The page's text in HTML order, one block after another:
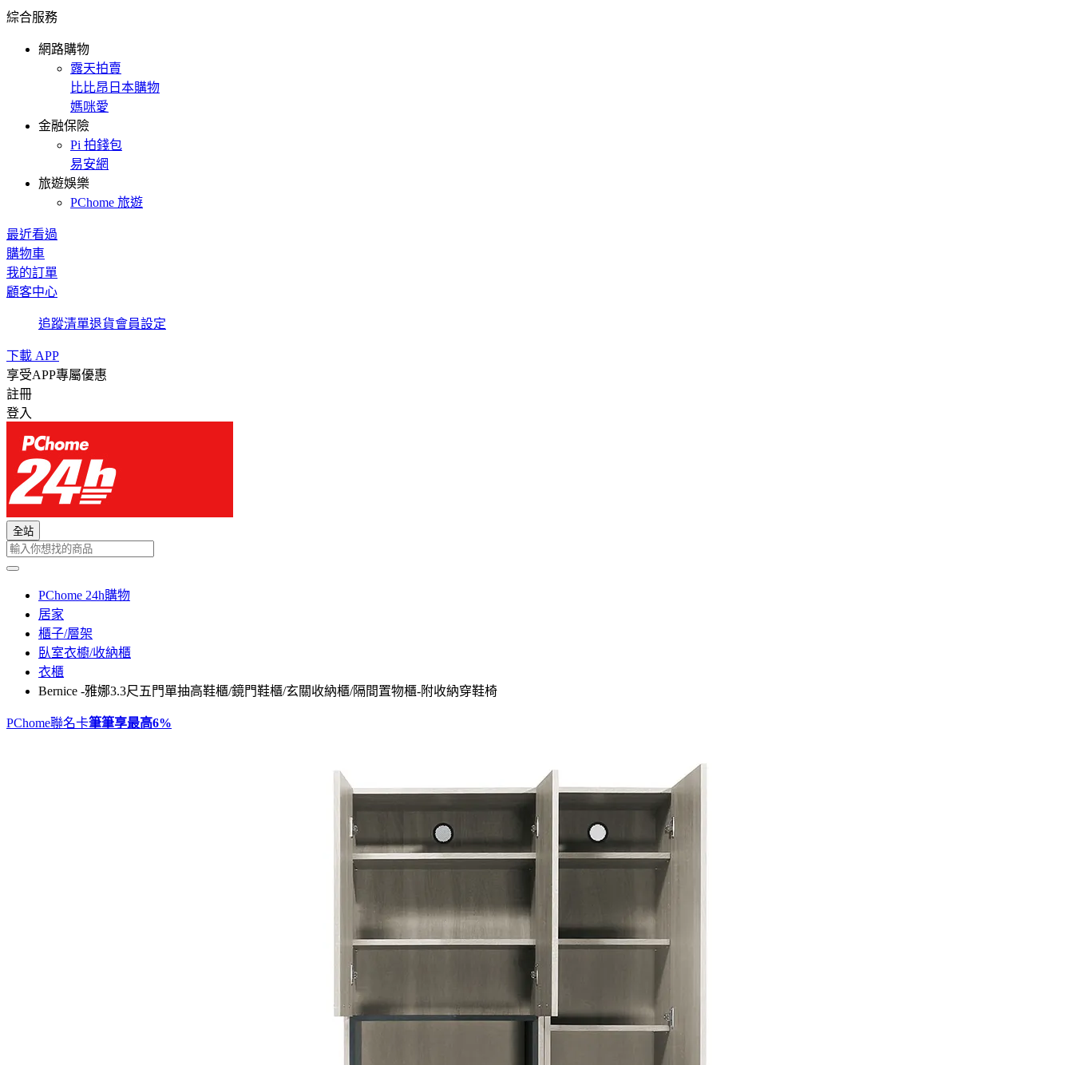
綜合服務
網路購物
露天拍賣
比比昂日本購物
媽咪愛
金融保險
Pi 拍錢包
易安網
旅遊娛樂
PChome 旅遊
最近看過
購物車
我的訂單
顧客中心
追蹤清單退貨會員設定
下載 APP
享受APP專屬優惠
註冊
登入
全站
PChome 24h購物
居家
櫃子/層架
臥室衣櫥/收納櫃
衣櫃
Bernice -雅娜3.3尺五門單抽高鞋櫃/鏡門鞋櫃/玄關收納櫃/隔間置物櫃-附收納穿鞋椅
PChome聯名卡筆筆享最高6%